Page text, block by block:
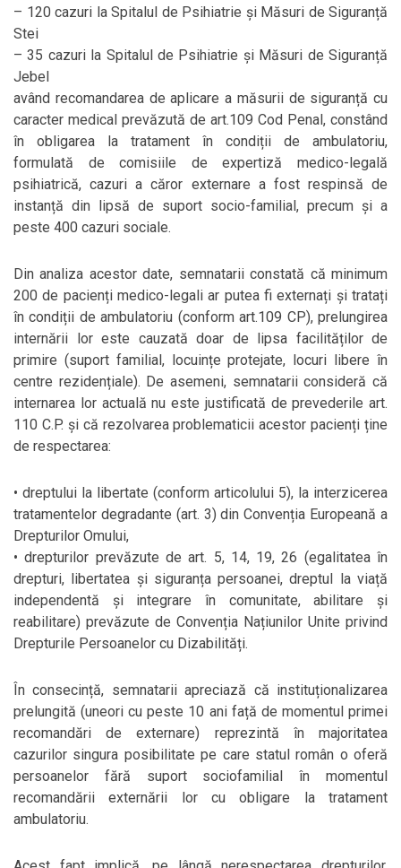
– 120 cazuri la Spitalul de Psihiatrie și Măsuri de Siguranță
Stei
– 35 cazuri la Spitalul de Psihiatrie și Măsuri de Siguranță
Jebel
având recomandarea de aplicare a măsurii de siguranță cu
caracter medical prevăzută de art.109 Cod Penal, constând
în obligarea la tratament în condiții de ambulatoriu,
formulată de comisiile de expertiză medico-legală
psihiatrică, cazuri a căror externare a fost respinsă de
instanță din lipsă de suport socio-familial, precum și a
peste 400 cazuri sociale.
Din analiza acestor date, semnatarii constată că minimum
200 de pacienți medico-legali ar putea fi externați și tratați
în condiții de ambulatoriu (conform art.109 CP), prelungirea
internării lor este cauzată doar de lipsa facilităților de
primire (suport familial, locuințe protejate, locuri libere în
centre rezidențiale). De asemeni, semnatarii consideră că
internarea lor actuală nu este justificată de prevederile art.
110 C.P. și că rezolvarea problematicii acestor pacienți ține
de respectarea:
• dreptului la libertate (conform articolului 5), la interzicerea
tratamentelor degradante (art. 3) din Convenția Europeană a
Drepturilor Omului,
• drepturilor prevăzute de art. 5, 14, 19, 26 (egalitatea în
drepturi, libertatea și siguranța persoanei, dreptul la viață
independentă și integrare în comunitate, abilitare și
reabilitare) prevăzute de Convenția Națiunilor Unite privind
Drepturile Persoanelor cu Dizabilități.
În consecință, semnatarii apreciază că instituționalizarea
prelungită (uneori cu peste 10 ani față de momentul primei
recomandări de externare) reprezintă în majoritatea
cazurilor singura posibilitate pe care statul român o oferă
persoanelor fără suport sociofamilial în momentul
recomandării externării lor cu obligare la tratament
ambulatoriu.